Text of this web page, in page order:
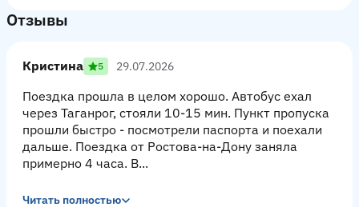
Отзывы
Кристина 5 29.07.2026
Поездка прошла в целом хорошо. Автобус ехал
через Таганрог, стояли 10-15 мин. Пункт пропуска
прошли быстро - посмотрели паспорта и поехали
дальше. Поездка от Ростова-на-Дону заняла
примерно 4 часа. В...
Читать полностью